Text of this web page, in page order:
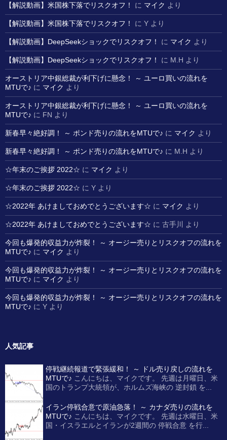
【解説動画】米国株下落でリスクオフ！ に マイク より
【解説動画】米国株下落でリスクオフ！ に Y より
【解説動画】DeepSeekショックでリスクオフ！ に マイク より
【解説動画】DeepSeekショックでリスクオフ！ に M.H より
オーストリア中銀総裁が利下げに懸念！ ～ ユーロ買いの流れを
MTUで♪ に マイク より
オーストリア中銀総裁が利下げに懸念！ ～ ユーロ買いの流れを
MTUで♪ に FN より
新春早々絶好調！ ～ ポンド売りの流れをMTUで♪ に マイク より
新春早々絶好調！ ～ ポンド売りの流れをMTUで♪ に M.H より
☆年末のご挨拶 2022☆ に マイク より
☆年末のご挨拶 2022☆ に Y より
☆2022年 あけましておめでとうございます☆ に マイク より
☆2022年 あけましておめでとうございます☆ に 古手川 より
今回も爆発的収益力が炸裂！ ～ オージー売りとリスクオフの流れを
MTUで♪ に マイク より
今回も爆発的収益力が炸裂！ ～ オージー売りとリスクオフの流れを
MTUで♪ に マイク より
今回も爆発的収益力が炸裂！ ～ オージー売りとリスクオフの流れを
MTUで♪ に Y より
人気記事
停戦継続報道で緊張緩和！ ～ ドル売り戻しの流れを
MTUで♪ こんにちは、マイクです。 先週は月曜日、米
国のトランプ大統領が、ホルムズ海峡の 逆封鎖 を...
イラン停戦合意で原油急落！ ～ カナダ売りの流れを
MTUで♪ こんにちは、マイクです。 先週は水曜日、米
国・イスラエルとイランが2週間の 停戦合意 を行...